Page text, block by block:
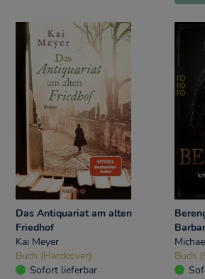
Das Antiquariat am alten
Friedhof
Kai Meyer
Buch (Hardcover)
Sofort lieferbar
Buch